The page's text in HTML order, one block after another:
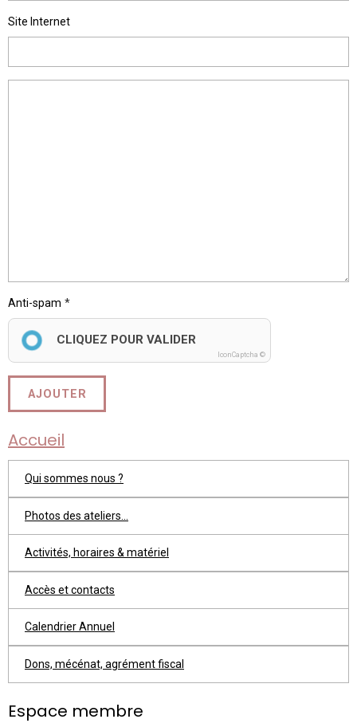
Site Internet
Anti-spam
CLIQUEZ POUR VALIDER
IconCaptcha ©
AJOUTER
Accueil
Qui sommes nous ?
Photos des ateliers...
Activités, horaires & matériel
Accès et contacts
Calendrier Annuel
Dons, mécénat, agrément fiscal
Espace membre